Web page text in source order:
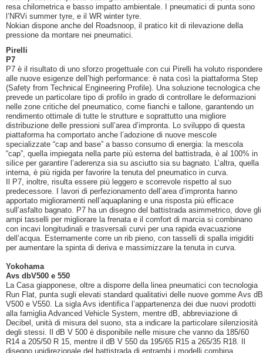
resa chilometrica e basso impatto ambientale. I pneumatici di punta sono
l’NRVi summer tyre, e il WR winter tyre.
Nokian dispone anche del Roadsnoop, il pratico kit di rilevazione della
pressione da montare nei pneumatici.
Pirelli
P7
P7 è il risultato di uno sforzo progettuale con cui Pirelli ha voluto rispondere
alle nuove esigenze dell’high performance: è nata così la piattaforma Step
(Safety from Technical Engineering Profile). Una soluzione tecnologica che
prevede un particolare tipo di profilo in grado di controllare le deformazioni
nelle zone critiche del pneumatico, come fianchi e tallone, garantendo un
rendimento ottimale di tutte le strutture e soprattutto una migliore
distribuzione delle pressioni sull’area d’impronta. Lo sviluppo di questa
piattaforma ha comportato anche l’adozione di nuove mescole
specializzate “cap and base” a basso consumo di energia: la mescola
“cap”, quella impiegata nella parte più esterna del battistrada, è al 100% in
silice per garantire l’aderenza sia su asciutto sia su bagnato. L’altra, quella
interna, è più rigida per favorire la tenuta del pneumatico in curva.
Il P7, inoltre, risulta essere più leggero e scorrevole rispetto al suo
predecessore. I lavori di perfezionamento dell’area d’impronta hanno
apportato miglioramenti nell’aquaplaning e una risposta più efficace
sull’asfalto bagnato. P7 ha un disegno del battistrada asimmetrico, dove gli
ampi tasselli per migliorare la frenata e il comfort di marcia si combinano
con incavi longitudinali e trasversali curvi per una rapida evacuazione
dell’acqua. Esternamente corre un rib pieno, con tasselli di spalla irrigiditi
per aumentare la spinta di deriva e massimizzare la tenuta in curva.
Yokohama
Avs dbV500 e 550
La Casa giapponese, oltre a disporre della linea pneumatici con tecnologia
Run Flat, punta sugli elevati standard qualitativi delle nuove gomme Avs dB
V500 e V550. La sigla Avs identifica l’appartenenza dei due nuovi prodotti
alla famiglia Advanced Vehicle System, mentre dB, abbreviazione di
Decibel, unità di misura del suono, sta a indicare la particolare silenziosità
degli stessi. Il dB V 500 è disponibile nelle misure che vanno da 185/60
R14 a 205/50 R 15, mentre il dB V 550 da 195/65 R15 a 265/35 R18. Il
disegno unidirezionale del battistrada di entrambi i modelli combina